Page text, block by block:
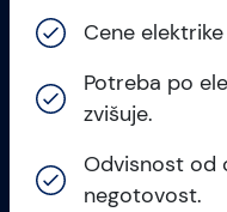
Cene
Potreba po
zvišuje.
Odvisnost od
negotovost.